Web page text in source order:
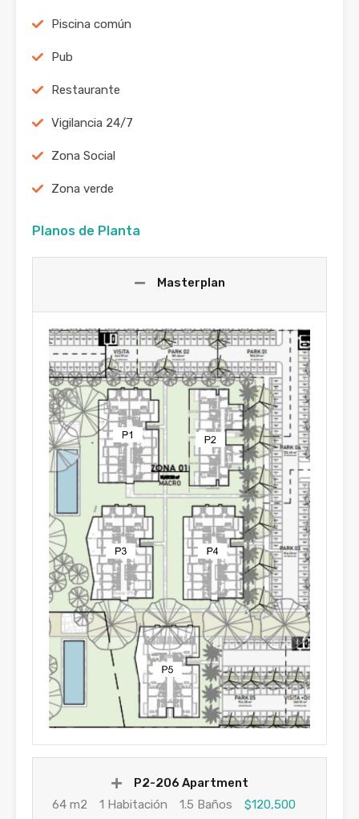
Piscina común
Pub
Restaurante
Vigilancia 24/7
Zona Social
Zona verde
Planos de Planta
Masterplan
P2-206 Apartment
64 m2
1 Habitación 1.5 Baños $120,500